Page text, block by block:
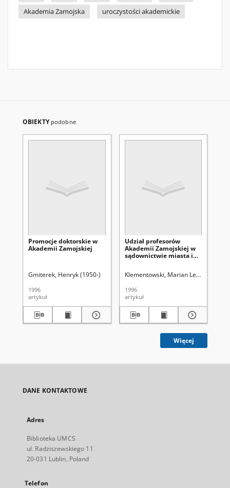
Akademia Zamojska
uroczystości akademickie
OBIEKTY podobne
Promocje doktorskie w
Akademii Zamojskiej
Gmiterek, Henryk (1950-)
1996
artykuł
Udział profesorów
Akademii Zamojskiej w
sądownictwie miasta i
Klementowski, Marian Lech
1996
artykuł
Więcej
DANE KONTAKTOWE
Adres
Biblioteka UMCS
ul. Radziszewskiego 11
20-031 Lublin, Poland
Telefon